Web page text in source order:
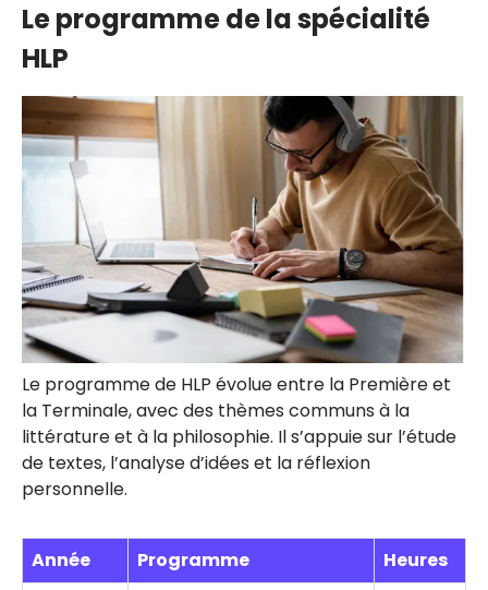
Le programme de la spécialité
HLP
Le programme de HLP évolue entre la Première et
la Terminale, avec des thèmes communs à la
littérature et à la philosophie. Il s’appuie sur l’étude
de textes, l’analyse d’idées et la réflexion
personnelle.
Année Programme
Heures